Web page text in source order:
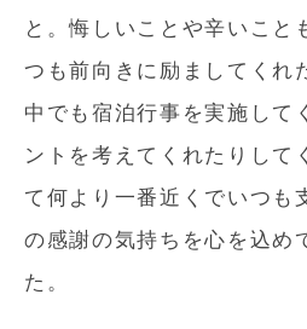
と。悔しいことや辛いこと
つも前向きに励ましてくれ
中でも宿泊行事を実施して
ントを考えてくれたりして
て何より一番近くでいつも
の感謝の気持ちを心を込め
た。